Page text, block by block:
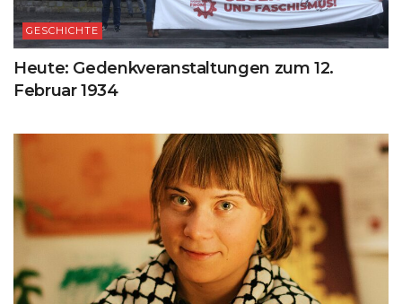
GESCHICHTE
Heute: Gedenkveranstaltungen zum 12.
Februar 1934